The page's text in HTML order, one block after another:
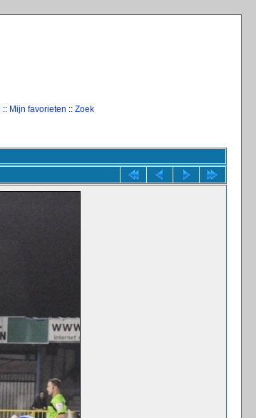
:: Mijn favorieten :: Zoek